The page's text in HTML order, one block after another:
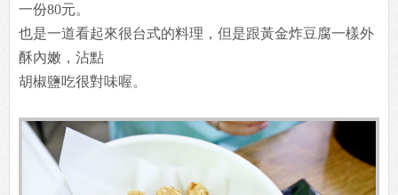
一份80元。
也是一道看起來很台式的料理，但是跟黃金炸豆腐一樣外
酥內嫩，沾點
胡椒鹽吃很對味喔。